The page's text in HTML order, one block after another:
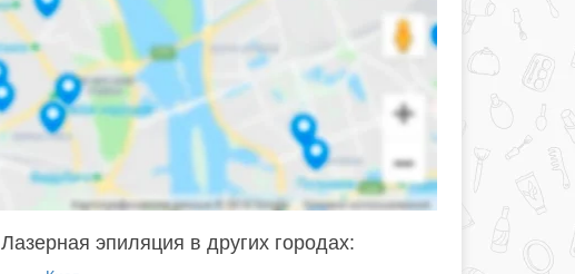
Лазерная эпиляция в других городах: